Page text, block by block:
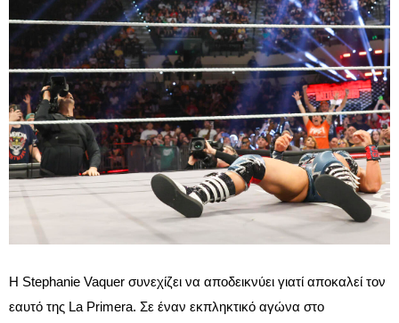
Η Stephanie Vaquer συνεχίζει να αποδεικνύει γιατί αποκαλεί τον
εαυτό της La Primera. Σε έναν εκπληκτικό αγώνα στο